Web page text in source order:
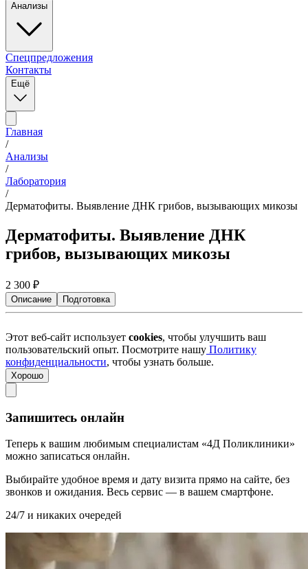
Анализы
Спецпредложения
Контакты
Ещё
Главная
/
Анализы
/
Лаборатория
/
Дерматофиты. Выявление ДНК грибов, вызывающих микозы
Дерматофиты. Выявление ДНК
грибов, вызывающих микозы
2 300 ₽
Описание Подготовка
Этот веб-сайт использует cookies, чтобы улучшить ваш
пользовательский опыт. Посмотрите нашу Политику
конфиденциальности, чтобы узнать больше.
Хорошо
Запишитесь онлайн
Теперь к вашим любимым специалистам «4Д Поликлиники»
можно записаться онлайн.
Выбирайте удобное время и дату визита прямо на сайте, без
звонков и ожидания. Весь сервис — в вашем смартфоне.
24/7 и никаких очередей